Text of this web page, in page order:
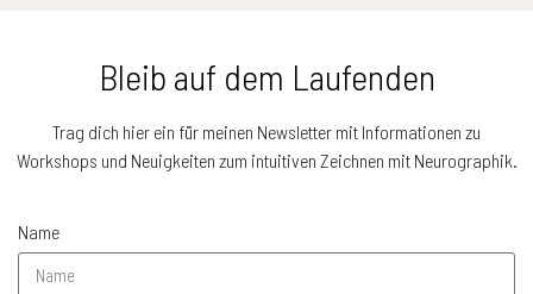
Bleib auf dem Laufenden
Trag dich hier ein für meinen Newsletter mit Informationen zu
Workshops und Neuigkeiten zum intuitiven Zeichnen mit Neurographik.
Name